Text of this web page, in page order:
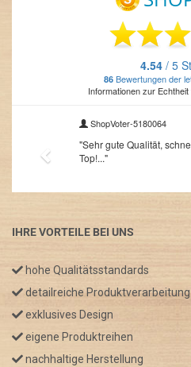
IHRE VORTEILE BEI UNS
hohe Qualitätsstandards
detailreiche Produktverarbeitung
exklusives Design
eigene Produktreihen
nachhaltige Herstellung